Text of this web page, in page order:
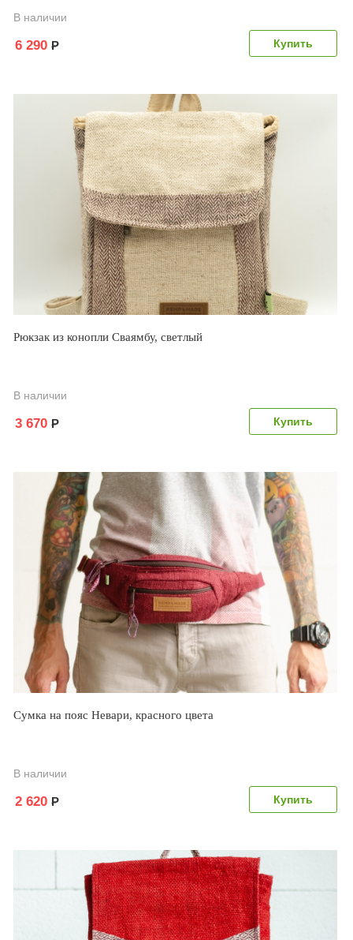
В наличии
6 290 Р
Рюкзак из конопли Сваямбу, светлый
В наличии
3 670 Р
Сумка на пояс Невари, красного цвета
В наличии
2 620 Р